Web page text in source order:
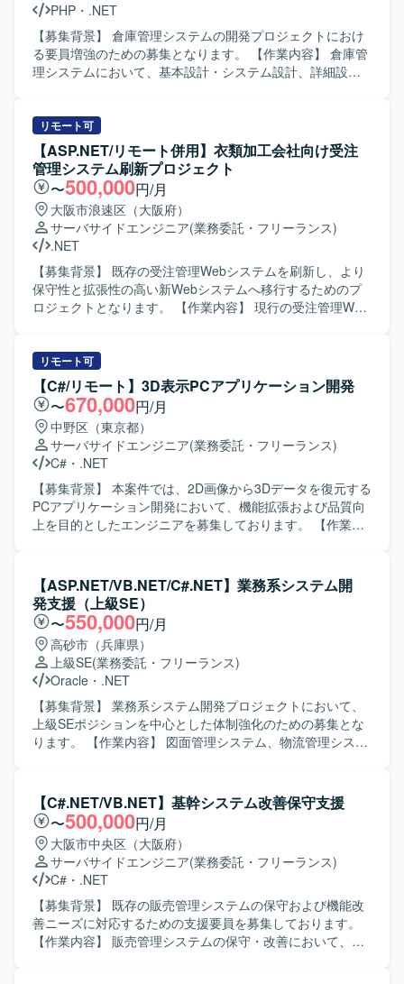
加・改修を通じて業務知識と開発スキルの双方を高めてい
ただけます。長期的な参画が想定されており、システム全
体の構造理解を深めながら継続的に開発に携わることがで
きます。 【開発環境】 VB.NET を用いたアプリケーション
PHP ・ .NET
【募集背景】 倉庫管理システムの開発プロジェクトにおけ
る要員増強のための募集となります。 【作業内容】 倉庫管
理システムにおいて、基本設計・システム設計、詳細設計
だくことを想定しております。 【求める人物像】 設計から
テストまで主体的に対応し、自走して業務を進められる方
を求めております。関係者とコミュニケーションを取りな
がら、品質と生産性の両立を意識して取り組んでいただけ
る方が望ましいです。 【ポジションの魅力】 上流工程から
テストまで一貫して携わることができるため、倉庫管理シ
ステムに関する業務知識と開発スキルの双方を高めること
ができます。WMSやTMSなど物流領域の知見を活かしなが
ら、継続的な長期参画を通じてスキルアップが図れます。
【開発環境】 PHP、Python、VB.Netなどを用いた倉庫管理
システムの開発環境となります。
リモート可
【ASP.NET/リモート併用】衣類加工会社向け受注
管理システム刷新プロジェクト
〜500,000円/月
大阪市浪速区（大阪府）
サーバサイドエンジニア(業務委託・フリーランス)
.NET
【募集背景】 既存の受注管理Webシステムを刷新し、より
保守性と拡張性の高い新Webシステムへ移行するためのプ
ロジェクトとなります。 【作業内容】 現行の受注管理Web
基本設計・詳細設計、製造、試験工程まで一連の開発作業
をご担当いただきます。 【求める人物像】 受注管理など業
務システムの文脈を理解しながら、自ら積極的に設計・開
発・試験を推進いただける方を求めています。チームメン
バーとコミュニケーションを取りながら、品質を意識して
着実に作業を進めていただける方です。 【ポジションの魅
力】 クラシックなWebシステムからASP.NETベースの新シ
ステムへの刷新プロジェクトに携わることで、レガシーシ
ステムからの移行ノウハウを含めた経験を積むことができ
ます。設計から試験まで幅広い工程に関わることで、フル
ります。ソースコード管理にはGitを利用し、クラウド基盤
としてAzure環境を利用する想定です。
リモート可
【C#/リモート】3D表示PCアプリケーション開発
〜670,000円/月
中野区（東京都）
サーバサイドエンジニア(業務委託・フリーランス)
C# ・ .NET
【募集背景】 本案件では、2D画像から3Dデータを復元する
PCアプリケーション開発において、機能拡張および品質向
上を目的としたエンジニアを募集しております。 【作業内
す。デバイスを制御し、撮影した2D画像から3Dデータを復
元するPCアプリケーションの開発に携わって頂きます。合
成、メッシュ化、各フィルター処理はライブラリとして提
供されており、それらを用いて3D表示を行う実装を担当し
て頂きます。 【求める人物像】 チームの一員として積極的
にアイデアや問題を共有し、周囲と連携しながら主体的に
開発を進めて頂ける方を求めております。新しい技術や3D
表現に興味を持ち、自ら学びながら改善提案ができる方が
望ましいです。 【ポジションの魅力】 2D画像から3Dデー
タを復元するという専門性の高い領域に携わることがで
りの設計・実装を主体的に行うことで、アプリケーション
開発スキルと3D関連の知見を同時に磨ける環境です。 【開
発環境】 開発言語はC#.netを使用し、開発環境は
VisualStudioを利用致します。
【ASP.NET/VB.NET/C#.NET】業務系システム開
発支援（上級SE）
〜550,000円/月
高砂市（兵庫県）
上級SE(業務委託・フリーランス)
Oracle ・ .NET
【募集背景】 業務系システム開発プロジェクトにおいて、
上級SEポジションを中心とした体制強化のための募集とな
ります。 【作業内容】 図面管理システム、物流管理システ
ます。既存システムの機能追加や改修、新規機能の設計・
実装を行いながら、品質を意識した開発を推進していただ
きます。 【求める人物像】 お客様や上位SE、PGと円滑な
コミュニケーションを取りながら、主体的に業務を推進し
ていただける方を求めています。複数システムを横断した
業務理解を行い、状況に応じて柔軟に立ち回れる方が望ま
しいです。 【ポジションの魅力】 要件定義から結合テスト
まで上流から下流まで一貫して関わることができ、上級SE
としてPL経験を活かしながら業務系システム開発のスキル
【C#.NET/VB.NET】基幹システム改善保守支援
〜500,000円/月
大阪市中央区（大阪府）
サーバサイドエンジニア(業務委託・フリーランス)
C# ・ .NET
【募集背景】 既存の販売管理システムの保守および機能改
善ニーズに対応するための支援要員を募集しております。
【作業内容】 販売管理システムの保守・改善において、要